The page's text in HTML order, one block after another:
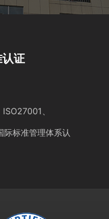
证
、
标准管理体系认